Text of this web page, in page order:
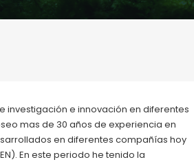
investigación e innovación en diferentes
mas de 30 años de experiencia en
en diferentes compañías hoy
En este periodo he tenido la